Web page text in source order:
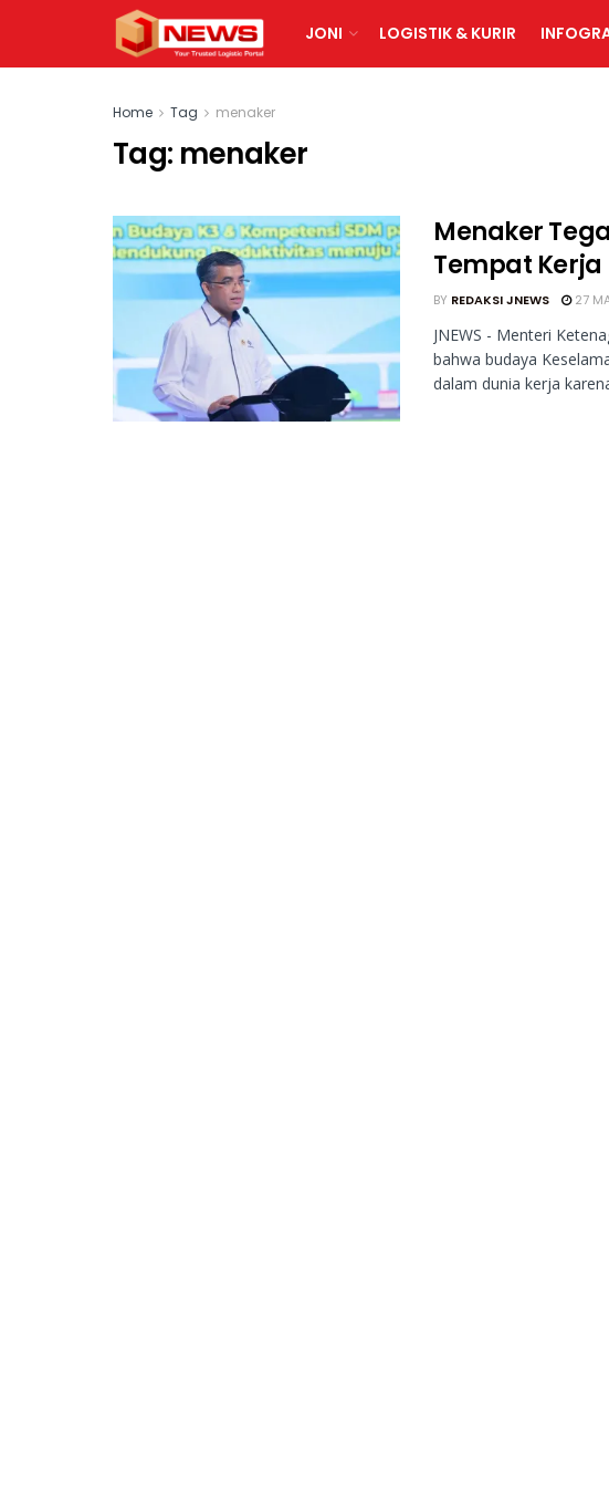
JONI LOGISTIK & KURIR
Home Tag menaker
Tag: menaker
Menaker
Tempat Kerja
BY REDAKSI JNEWS 27
JNEWS - Menteri
bahwa budaya
dalam dunia kerja